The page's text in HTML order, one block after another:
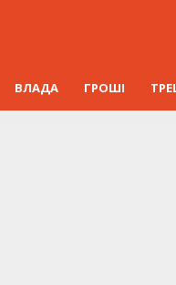
ВЛАДА ГРОШІ